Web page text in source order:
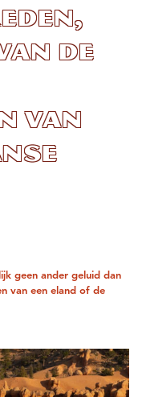
de
van
geen ander geluid dan
van een eland of de